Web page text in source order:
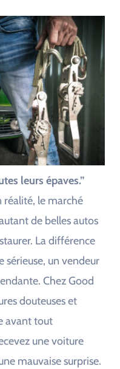
leurs épaves.”
réalité, le marché
de belles autos
La différence
sérieuse, un vendeur
Chez Good
douteuses et
avant tout
une voiture
mauvaise surprise.